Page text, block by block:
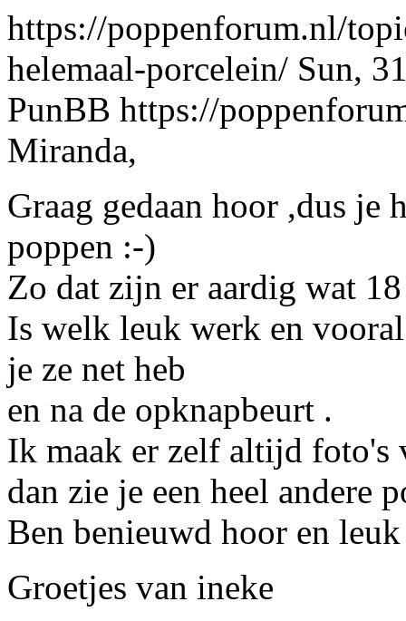
https://poppenforum.nl/
helemaal-porcelein/ Sun,
PunBB https://
Miranda,
Graag gedaan hoor ,dus je
poppen :-)
Zo dat zijn er aardig wat
Is welk leuk werk en
je ze net heb
en na de opknapbeurt .
Ik maak er zelf altijd foto's
dan zie je een heel andere
Ben benieuwd hoor en
Groetjes van ineke